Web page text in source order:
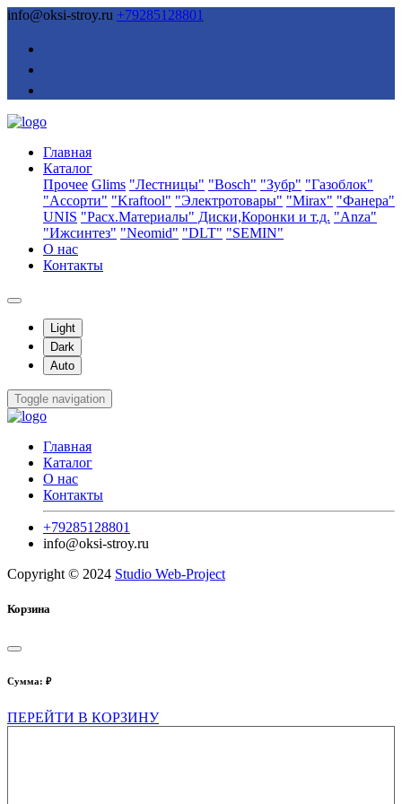
info@oksi-stroy.ru +79285128801
Главная
Каталог
Прочее Glims "Лестницы" "Bosch" "Зубр" "Газоблок"
"Ассорти" "Kraftool" "Электротовары" "Mirax" "Фанера"
UNIS "Расх.Материалы" Диски,Коронки и т.д. "Anza"
"Ижсинтез" "Neomid" "DLT" "SEMIN"
О нас
Контакты
Light
Dark
Auto
Toggle navigation
Главная
Каталог
О нас
Контакты
+79285128801
info@oksi-stroy.ru
Copyright © 2024 Studio Web-Project
Корзина
Сумма: ₽
ПЕРЕЙТИ В КОРЗИНУ